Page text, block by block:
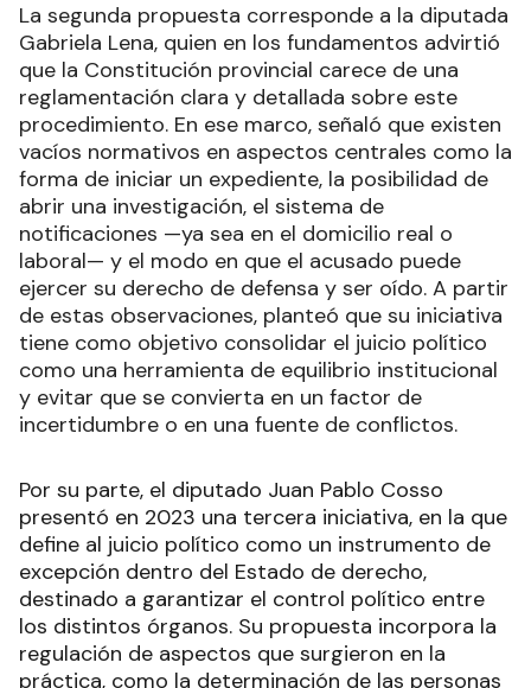
La segunda propuesta corresponde a la diputada
Gabriela Lena, quien en los fundamentos advirtió
que la Constitución provincial carece de una
reglamentación clara y detallada sobre este
procedimiento. En ese marco, señaló que existen
vacíos normativos en aspectos centrales como la
forma de iniciar un expediente, la posibilidad de
abrir una investigación, el sistema de
notificaciones —ya sea en el domicilio real o
laboral— y el modo en que el acusado puede
ejercer su derecho de defensa y ser oído. A partir
de estas observaciones, planteó que su iniciativa
tiene como objetivo consolidar el juicio político
como una herramienta de equilibrio institucional
y evitar que se convierta en un factor de
incertidumbre o en una fuente de conflictos.
Por su parte, el diputado Juan Pablo Cosso
presentó en 2023 una tercera iniciativa, en la que
define al juicio político como un instrumento de
excepción dentro del Estado de derecho,
destinado a garantizar el control político entre
los distintos órganos. Su propuesta incorpora la
regulación de aspectos que surgieron en la
práctica, como la determinación de las personas